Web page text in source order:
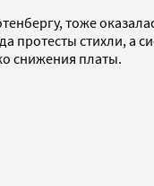
тоже
протесты стихли,
снижения платы.